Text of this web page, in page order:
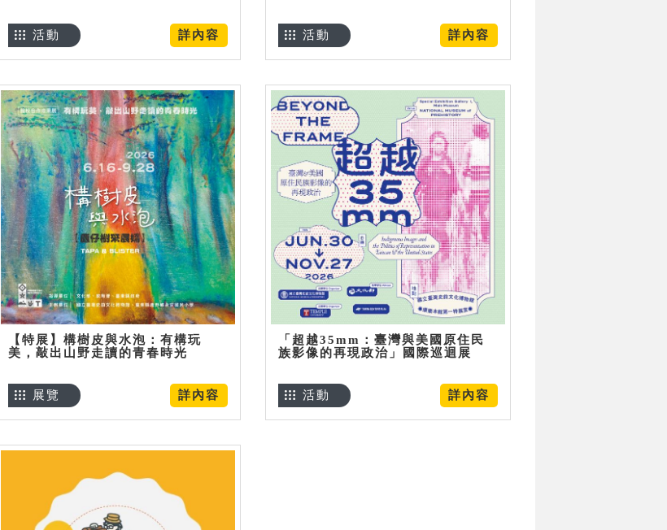
詳內容
活動 詳內容
活動
【特展】構樹皮與水泡：有構玩
美，敲出山野走讀的青春時光
詳內容
展覽
「超越35mm：臺灣與美國原住民
族影像的再現政治」國際巡迴展
詳內容
活動